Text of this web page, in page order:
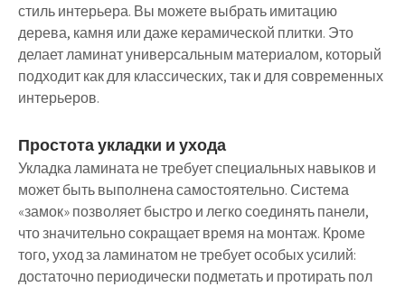
стиль интерьера. Вы можете выбрать имитацию
дерева, камня или даже керамической плитки. Это
делает ламинат универсальным материалом, который
подходит как для классических, так и для современных
интерьеров.
Простота укладки и ухода
Укладка ламината не требует специальных навыков и
может быть выполнена самостоятельно. Система
«замок» позволяет быстро и легко соединять панели,
что значительно сокращает время на монтаж. Кроме
того, уход за ламинатом не требует особых усилий:
достаточно периодически подметать и протирать пол